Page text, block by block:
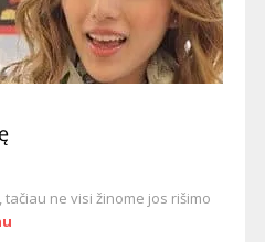
ne visi žinome jos rišimo